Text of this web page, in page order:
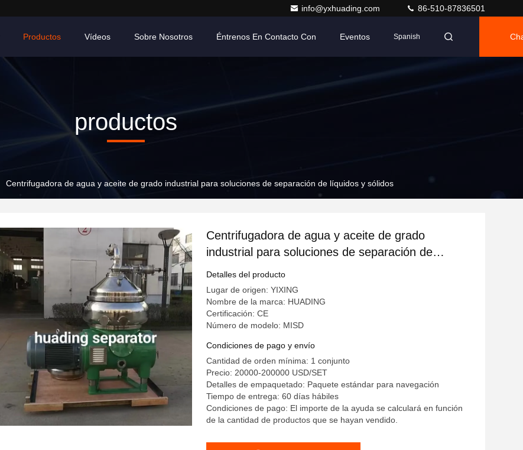
info@yxhuading.com 86-510-87836501
Productos Vídeos Sobre Nosotros Éntrenos En Contacto Con Eventos Spanish
productos
Centrifugadora de agua y aceite de grado industrial para soluciones de separación de líquidos y sólidos
Centrifugadora de agua y aceite de grado
industrial para soluciones de separación de
líquidos y sólidos
Detalles del producto
Lugar de origen: YIXING
Nombre de la marca: HUADING
Certificación: CE
Número de modelo: MISD
Condiciones de pago y envío
Cantidad de orden mínima: 1 conjunto
Precio: 20000-200000 USD/SET
Detalles de empaquetado: Paquete estándar para navegación
Tiempo de entrega: 60 días hábiles
Condiciones de pago: El importe de la ayuda se calculará en función
de la cantidad de productos que se hayan vendido.